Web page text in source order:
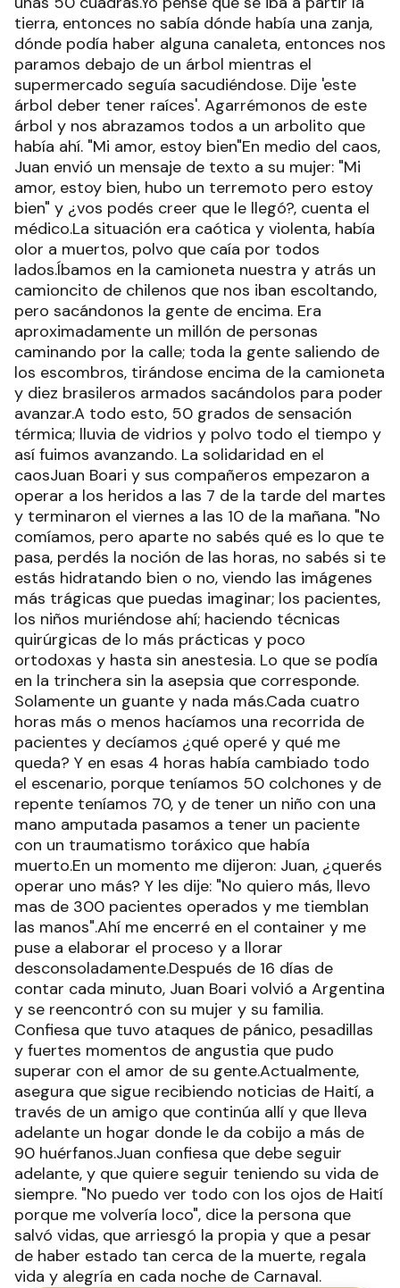
tierra, entonces no sabía dónde había una zanja,
dónde podía haber alguna canaleta, entonces nos
paramos debajo de un árbol mientras el
supermercado seguía sacudiéndose. Dije 'este
árbol deber tener raíces'. Agarrémonos de este
árbol y nos abrazamos todos a un arbolito que
había ahí. "Mi amor, estoy bien"En medio del caos,
Juan envió un mensaje de texto a su mujer: "Mi
amor, estoy bien, hubo un terremoto pero estoy
bien" y ¿vos podés creer que le llegó?, cuenta el
médico.La situación era caótica y violenta, había
olor a muertos, polvo que caía por todos
lados.Íbamos en la camioneta nuestra y atrás un
camioncito de chilenos que nos iban escoltando,
pero sacándonos la gente de encima. Era
aproximadamente un millón de personas
caminando por la calle; toda la gente saliendo de
los escombros, tirándose encima de la camioneta
y diez brasileros armados sacándolos para poder
avanzar.A todo esto, 50 grados de sensación
térmica; lluvia de vidrios y polvo todo el tiempo y
así fuimos avanzando. La solidaridad en el
caosJuan Boari y sus compañeros empezaron a
operar a los heridos a las 7 de la tarde del martes
y terminaron el viernes a las 10 de la mañana. "No
comíamos, pero aparte no sabés qué es lo que te
pasa, perdés la noción de las horas, no sabés si te
estás hidratando bien o no, viendo las imágenes
más trágicas que puedas imaginar; los pacientes,
los niños muriéndose ahí; haciendo técnicas
quirúrgicas de lo más prácticas y poco
ortodoxas y hasta sin anestesia. Lo que se podía
en la trinchera sin la asepsia que corresponde.
Solamente un guante y nada más.Cada cuatro
horas más o menos hacíamos una recorrida de
pacientes y decíamos ¿qué operé y qué me
queda? Y en esas 4 horas había cambiado todo
el escenario, porque teníamos 50 colchones y de
repente teníamos 70, y de tener un niño con una
mano amputada pasamos a tener un paciente
con un traumatismo toráxico que había
muerto.En un momento me dijeron: Juan, ¿querés
operar uno más? Y les dije: "No quiero más, llevo
mas de 300 pacientes operados y me tiemblan
las manos".Ahí me encerré en el container y me
puse a elaborar el proceso y a llorar
desconsoladamente.Después de 16 días de
contar cada minuto, Juan Boari volvió a Argentina
y se reencontró con su mujer y su familia.
Confiesa que tuvo ataques de pánico, pesadillas
y fuertes momentos de angustia que pudo
superar con el amor de su gente.Actualmente,
asegura que sigue recibiendo noticias de Haití, a
través de un amigo que continúa allí y que lleva
adelante un hogar donde le da cobijo a más de
90 huérfanos.Juan confiesa que debe seguir
adelante, y que quiere seguir teniendo su vida de
siempre. "No puedo ver todo con los ojos de Haití
porque me volvería loco", dice la persona que
salvó vidas, que arriesgó la propia y que a pesar
de haber estado tan cerca de la muerte, regala
vida y alegría en cada noche de Carnaval.